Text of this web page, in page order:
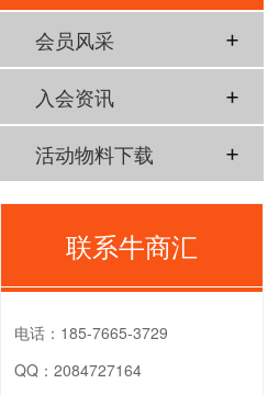
会员风采
入会资讯
活动物料下载
联系牛商汇
电话： 185-7665-3729
QQ： 2084727164